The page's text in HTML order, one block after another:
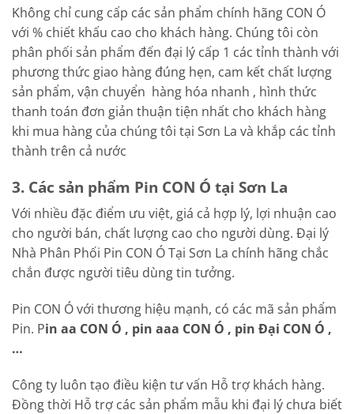
Không chỉ cung cấp các sản phẩm chính hãng CON Ó
với % chiết khấu cao cho khách hàng. Chúng tôi còn
phân phối sản phẩm đến đại lý cấp 1 các tỉnh thành với
phương thức giao hàng đúng hẹn, cam kết chất lượng
sản phẩm, vận chuyển hàng hóa nhanh , hình thức
thanh toán đơn giản thuận tiện nhất cho khách hàng
khi mua hàng của chúng tôi tại Sơn La và khắp các tỉnh
thành trên cả nước
3. Các sản phẩm Pin CON Ó tại Sơn La
Với nhiều đặc điểm ưu việt, giá cả hợp lý, lợi nhuận cao
cho người bán, chất lượng cao cho người dùng. Đại lý
Nhà Phân Phối Pin CON Ó Tại Sơn La chính hãng chắc
chắn được người tiêu dùng tin tưởng.
Pin CON Ó với thương hiệu mạnh, có các mã sản phẩm
Pin. Pin aa CON Ó , pin aaa CON Ó , pin Đại CON Ó ,
…
Công ty luôn tạo điều kiện tư vấn Hỗ trợ khách hàng.
Đồng thời Hỗ trợ các sản phẩm mẫu khi đại lý chưa biết